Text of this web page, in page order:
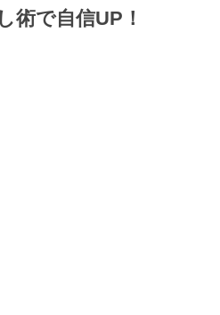
術で自信UP！